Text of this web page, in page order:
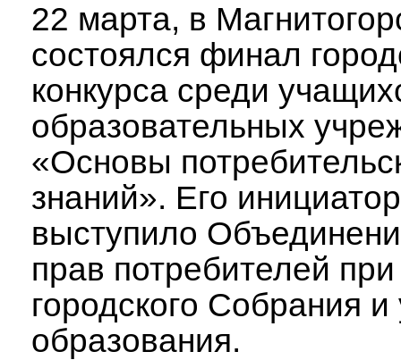
22 марта, в
состоялся финал
конкурса среди
образовательных
«Основы
знаний». Его
выступило
прав потребителей
городского Собрания
образования.